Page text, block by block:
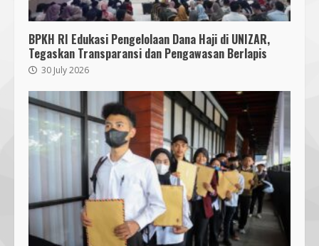
BPKH RI Edukasi Pengelolaan Dana Haji di UNIZAR,
Tegaskan Transparansi dan Pengawasan Berlapis
30 July 2026